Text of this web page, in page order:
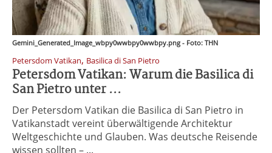
Gemini_Generated_Image_wbpy0wwbpy0wwbpy.png - Foto: THN
Petersdom Vatikan, Basilica di San Pietro
Petersdom Vatikan: Warum die Basilica di
San Pietro unter ...
Der Petersdom Vatikan die Basilica di San Pietro in
Vatikanstadt vereint überwältigende Architektur
Weltgeschichte und Glauben. Was deutsche Reisende
wissen sollten – ...